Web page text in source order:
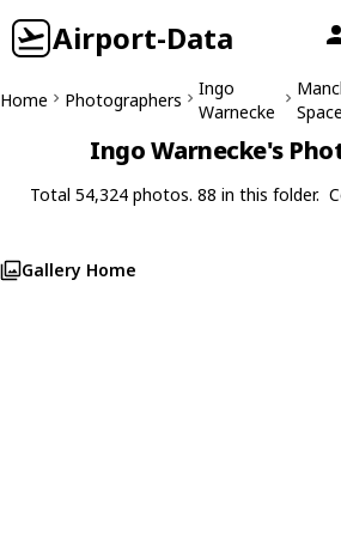
Airport-Data
Home Photographers
Ingo
Warnecke
Ingo Warnecke's
Total 54,324 photos. 88 in this folder.
Gallery Home